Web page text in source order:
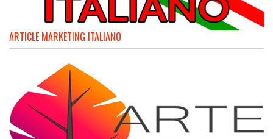
ARTICLE MARKETING ITALIANO